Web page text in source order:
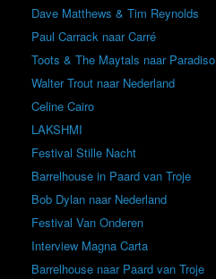
Dave Matthews & Tim Reynolds
Paul Carrack naar Carré
Toots & The Maytals naar Paradiso
Walter Trout naar Nederland
Celine Cairo
LAKSHMI
Festival Stille Nacht
Barrelhouse in Paard van Troje
Bob Dylan naar Nederland
Festival Van Onderen
Interview Magna Carta
Barrelhouse naar Paard van Troje